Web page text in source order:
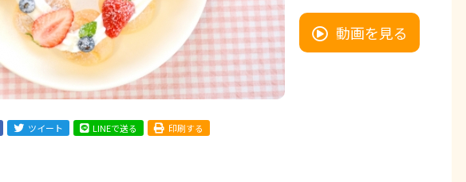
ツイート LINEで送る 印刷する
動画を見る